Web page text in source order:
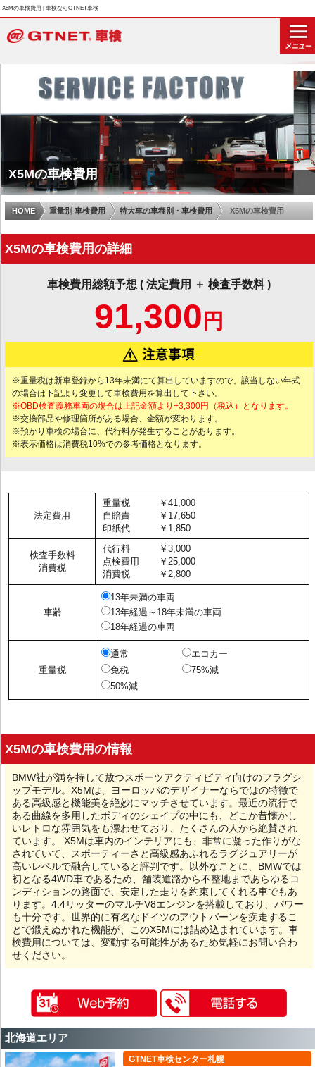
X5Mの車検費用 | 車検ならGTNET車検
X5Mの車検費用
HOME 重量別 車検費用 特大車の車種別・車検費用 X5Mの車検費用
X5Mの車検費用の詳細
車検費用総額予想 ( 法定費用 ＋ 検査手数料 )
91,300 円
※重量税は新車登録から13年未満にて算出していますので、該当しない年式
の場合は下記より変更して車検費用を算出して下さい。
※OBD検査義務車両の場合は上記金額より+3,300円（税込）となります。
※交換部品や修理箇所がある場合、金額が変わります。
※預かり車検の場合に、代行料が発生することがあります。
※表示価格は消費税10%での参考価格となります。
法定費用
重量税
￥41,000
自賠責
￥17,650
印紙代
￥1,850
検査手数料
消費税
代行料
￥3,000
点検費用
￥25,000
消費税
￥2,800
車齢
13年未満の車両
13年経過～18年未満の車両
18年経過の車両
重量税
通常
エコカー
免税
75%減
50%減
X5Mの車検費用の情報
BMW社が満を持して放つスポーツアクティビティ向けのフラグシ
ップモデル。X5Mは、ヨーロッパのデザイナーならではの特徴で
ある高級感と機能美を絶妙にマッチさせています。最近の流行で
ある曲線を多用したボディのシェイプの中にも、どこか昔懐かし
いレトロな雰囲気をも漂わせており、たくさんの人から絶賛され
ています。 X5Mは車内のインテリアにも、非常に凝った作りがな
されていて、スポーティーさと高級感あふれるラグジュアリーが
高いレベルで融合していると評判です。以外なことに、BMWでは
初となる4WD車であるため、舗装道路から不整地まであらゆるコ
ンディションの路面で、安定した走りを約束してくれる車でもあ
ります。4.4リッターのマルチV8エンジンを搭載しており、パワー
も十分です。世界的に有名なドイツのアウトバーンを疾走するこ
とで鍛えぬかれた機能が、このX5Mには詰め込まれています。車
検費用については、変動する可能性があるため気軽にお問い合わ
せください。
北海道エリア
GTNET車検センター札幌